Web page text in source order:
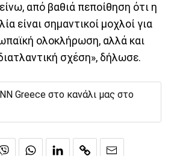
από βαθιά πεποίθηση ότι η
είναι σημαντικοί μοχλοί για
ολοκλήρωση, αλλά και
σχέση», δήλωσε.
Greece στο κανάλι μας στο